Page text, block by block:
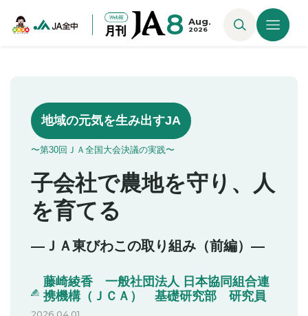
8 Aug.
2026
地域の元気を生み出すJA
〜第30回ＪＡ全国大会決議の実践〜
子会社で農地を守り、人
を育てる
―ＪＡ東びわこの取り組み（前編）―
藤崎綾香 一般社団法人 日本協同組合連
携機構（ＪＣＡ） 基礎研究部 研究員